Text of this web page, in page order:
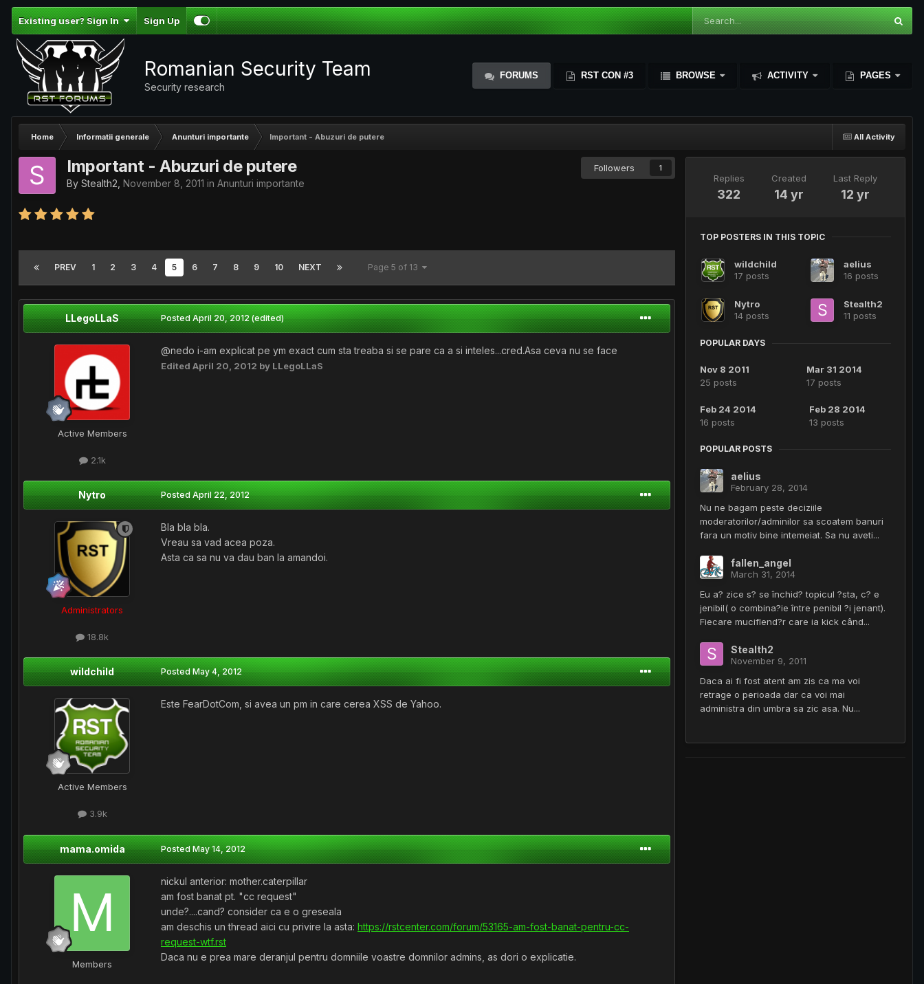
Existing user? Sign In Sign Up
Romanian Security Team
Security research
FORUMS RST CON #3 BROWSE ACTIVITY PAGES
All Activity
Home Informatii generale Anunturi importante Important - Abuzuri de putere
Followers 1
Important - Abuzuri de putere
By Stealth2 November 8, 2011 in Anunturi importante
PREV 1 2 3 4 5 6 7 8 9 10 NEXT Page 5 of 13
LLegoLLaS
Active Members
2.1k
PostedApril 20, 2012 (edited)
@nedo i-am explicat pe ym exact cum sta treaba si se pare ca a si inteles...cred.Asa ceva nu se face
Edited April 20, 2012 by LLegoLLaS
Nytro
Administrators
18.8k
PostedApril 22, 2012
Bla bla bla.
Vreau sa vad acea poza.
Asta ca sa nu va dau ban la amandoi.
wildchild
Active Members
3.9k
PostedMay 4, 2012
Este FearDotCom, si avea un pm in care cerea XSS de Yahoo.
mama.omida
Members
PostedMay 14, 2012
nickul anterior: mother.caterpillar
am fost banat pt. "cc request"
unde?....cand? consider ca e o greseala
am deschis un thread aici cu privire la asta: https://rstcenter.com/forum/53165-am-fost-banat-pentru-cc-
request-wtf.rst
Daca nu e prea mare deranjul pentru domniile voastre domnilor admins, as dori o explicatie.
Replies
322
Created
14 yr
Last Reply
12 yr
TOP POSTERS IN THIS TOPIC
wildchild
17 posts
aelius
16 posts
Nytro
14 posts
Stealth2
11 posts
POPULAR DAYS
Nov 8 2011
25 posts
Mar 31 2014
17 posts
Feb 24 2014
16 posts
Feb 28 2014
13 posts
POPULAR POSTS
aelius
February 28, 2014
Nu ne bagam peste deciziile
moderatorilor/adminilor sa scoatem banuri
fara un motiv bine intemeiat. Sa nu aveti...
fallen_angel
March 31, 2014
Eu a? zice s? se închid? topicul ?sta, c? e
jenibil( o combina?ie între penibil ?i jenant).
Fiecare muciflend?r care ia kick când...
Stealth2
November 9, 2011
Daca ai fi fost atent am zis ca ma voi
retrage o perioada dar ca voi mai
administra din umbra sa zic asa. Nu...